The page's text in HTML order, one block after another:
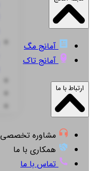
آمانج مگ
آمانج تاک
ارتباط با ما
مشاوره تخصصی
همکاری با ما
تماس با ما